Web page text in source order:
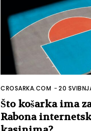
CROSARKA.COM -20
Što košarka ima
Rabona